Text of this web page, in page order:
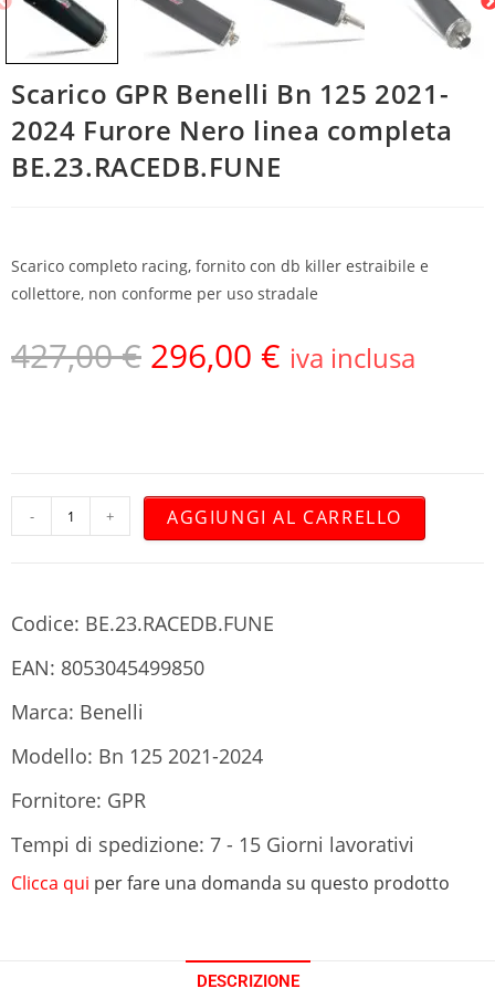
Scarico GPR Benelli Bn 125 2021-
2024 Furore Nero linea completa
BE.23.RACEDB.FUNE
Scarico completo racing, fornito con db killer estraibile e
collettore, non conforme per uso stradale
427,00€ 296,00 € iva inclusa
- + AGGIUNGI AL CARRELLO
Codice: BE.23.RACEDB.FUNE
EAN: 8053045499850
Marca: Benelli
Modello: Bn 125 2021-2024
Fornitore: GPR
Tempi di spedizione: 7 - 15 Giorni lavorativi
Clicca qui per fare una domanda su questo prodotto
DESCRIZIONE